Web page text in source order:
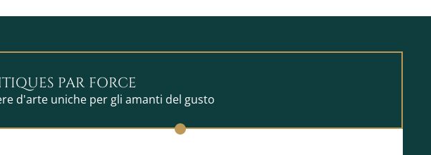
PAR FORCE
d'arte uniche per gli amanti del gusto